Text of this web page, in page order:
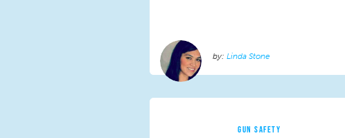
Linda Stone
GUN SAFETY